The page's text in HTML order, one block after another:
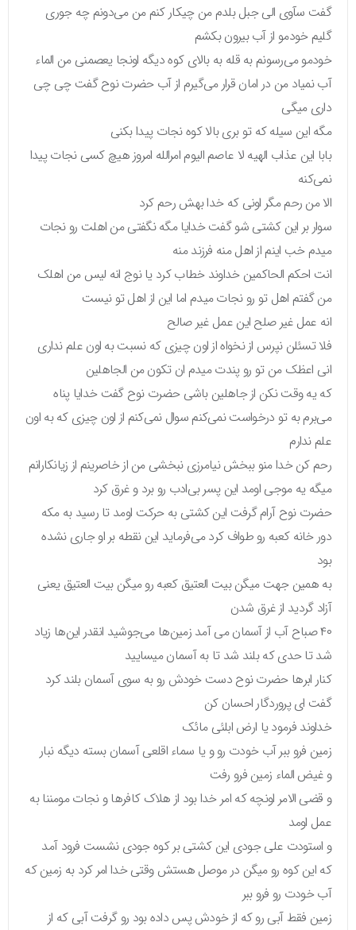
گفت سآوی الی جبل بلدم من چیکار کنم من می‌دونم چه جوری
گلیم خودمو از آب بیرون بکشم
خودمو می‌رسونم به قله به بالای کوه دیگه اونجا یعصمنی من الماء
آب نمیاد من در امان قرار می‌گیرم از آب حضرت نوح گفت چی چی
داری میگی
مگه این سیله که تو بری بالا کوه نجات پیدا بکنی
بابا این عذاب الهیه لا عاصم الیوم امرالله امروز هیچ کسی نجات پیدا
نمی‌کنه
الا من رحم مگر اونی که خدا بهش رحم کرد
سوار بر این کشتی شو گفت خدایا مگه نگفتی من اهلت رو نجات
میدم خب اینم از اهل منه فرزند منه
انت احکم الحاکمین خداوند خطاب کرد یا نوج انه لیس من اهلک
من گفتم اهل تو رو نجات میدم اما این از اهل تو نیست
انه عمل غیر صلح این عمل غیر صالح
فلا تسئلن نپرس از نخواه از اون چیزی که نسبت به اون علم نداری
انی اعظک من تو رو پندت میدم ان تکون من الجاهلین
که یه وقت نکن از جاهلین باشی حضرت نوح گفت خدایا پناه
می‌برم به تو درخواست نمی‌کنم سوال نمی‌کنم از اون چیزی که به اون
علم ندارم
رحم کن خدا منو ببخش نیامرزی نبخشی من از خاصرینم از زیانکارانم
میگه یه موجی اومد این پسر بی‌ادب رو برد و غرق کرد
حضرت نوح آرام گرفت این کشتی به حرکت اومد تا رسید به مکه
دور خانه کعبه رو طواف کرد می‌فرماید این نقطه بر او جاری نشده
بود
به همین جهت میگن بیت العتیق کعبه رو میگن بیت العتیق یعنی
آزاد گردید از غرق شدن
۴۰ صباح آب از آسمان می آمد زمین‌ها می‌جوشید انقدر این‌ها زیاد
شد تا حدی که بلند شد تا به آسمان میسایید
کنار ابرها حضرت نوح دست خودش رو به سوی آسمان بلند کرد
گفت ای پروردگار احسان کن
خداوند فرمود یا ارض ابلئی مائک
زمین فرو ببر آب خودت رو و یا سماء اقلعی آسمان بسته دیگه نبار
و غیض الماء زمین فرو رفت
و قضی الامر اونچه که امر خدا بود از هلاک کافرها و نجات مومننا به
عمل اومد
و استودت علی جودی این کشتی بر کوه جودی نشست فرود آمد
که این کوه رو میگن در موصل هستش وقتی خدا امر کرد به زمین که
آب خودت رو فرو ببر
زمین فقط آبی رو که از خودش پس داده بود رو گرفت آبی که از